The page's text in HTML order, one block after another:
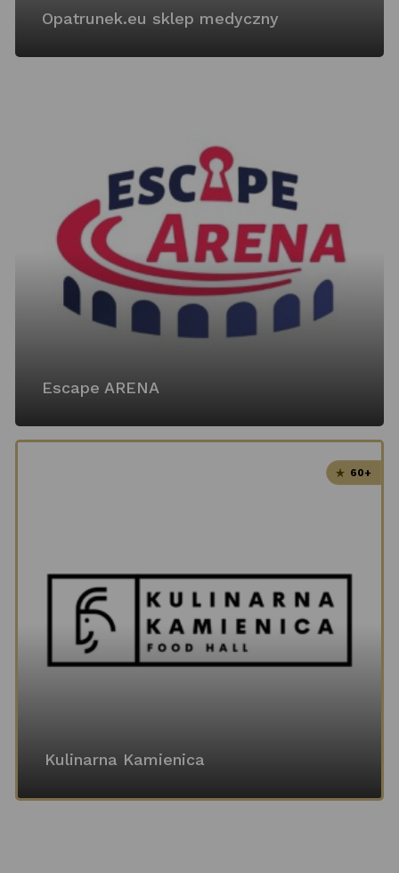
Opatrunek.eu sklep medyczny
Escape ARENA
60+
Kulinarna Kamienica